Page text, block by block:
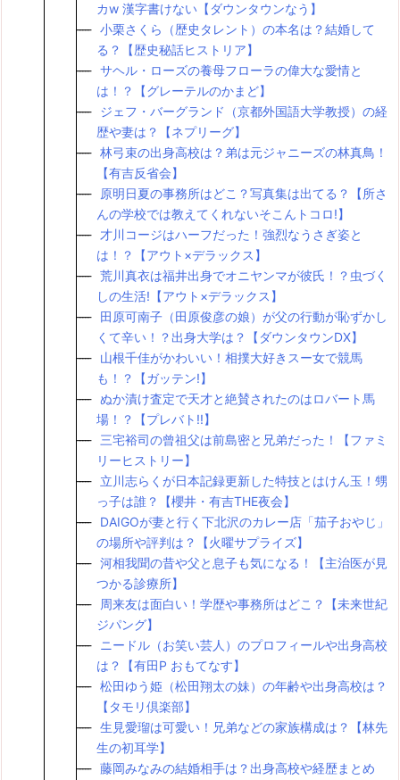
カw 漢字書けない【ダウンタウンなう】
小栗さくら（歴史タレント）の本名は？結婚して
る？【歴史秘話ヒストリア】
サヘル・ローズの養母フローラの偉大な愛情と
は！？【グレーテルのかまど】
ジェフ・バーグランド（京都外国語大学教授）の経
歴や妻は？【ネプリーグ】
林弓束の出身高校は？弟は元ジャニーズの林真鳥！
【有吉反省会】
原明日夏の事務所はどこ？写真集は出てる？【所さ
んの学校では教えてくれないそこんトコロ!】
才川コージはハーフだった！強烈なうさぎ姿と
は！？【アウト×デラックス】
荒川真衣は福井出身でオニヤンマが彼氏！？虫づく
しの生活!【アウト×デラックス】
田原可南子（田原俊彦の娘）が父の行動が恥ずかし
くて辛い！？出身大学は？【ダウンタウンDX】
山根千佳がかわいい！相撲大好きスー女で競馬
も！？【ガッテン!】
ぬか漬け査定で天才と絶賛されたのはロバート馬
場！？【プレバト!!】
三宅裕司の曾祖父は前島密と兄弟だった！【ファミ
リーヒストリー】
立川志らくが日本記録更新した特技とはけん玉！甥
っ子は誰？【櫻井・有吉THE夜会】
DAIGOが妻と行く下北沢のカレー店「茄子おやじ」
の場所や評判は？【火曜サプライズ】
河相我聞の昔や父と息子も気になる！【主治医が見
つかる診療所】
周来友は面白い！学歴や事務所はどこ？【未来世紀
ジパング】
ニードル（お笑い芸人）のプロフィールや出身高校
は？【有田P おもてなす】
松田ゆう姫（松田翔太の妹）の年齢や出身高校は？
【タモリ倶楽部】
生見愛瑠は可愛い！兄弟などの家族構成は？【林先
生の初耳学】
藤岡みなみの結婚相手は？出身高校や経歴まとめ